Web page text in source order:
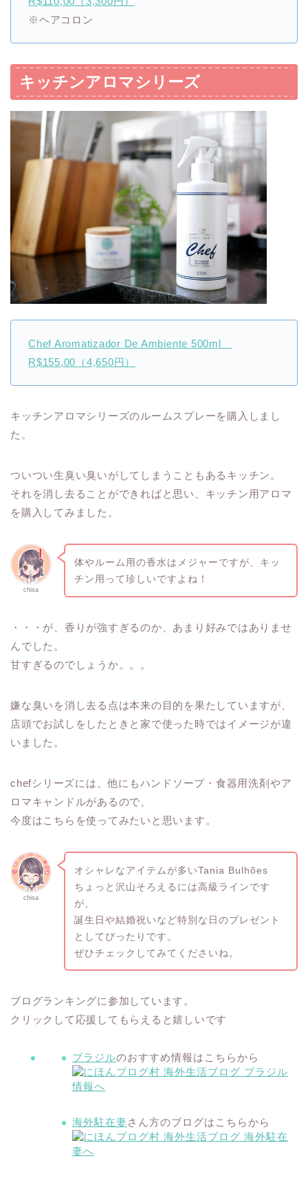
※ヘアコロン
キッチンアロマシリーズ
Chef Aromatizador De Ambiente 500ml
R$155,00（4,650円）
キッチンアロマシリーズのルームスプレーを購入しまし
た。
ついつい生臭い臭いがしてしまうこともあるキッチン。
それを消し去ることができればと思い、キッチン用アロマ
を購入してみました。
chisa
体やルーム用の香水はメジャーですが、キッ
チン用って珍しいですよね！
・・・が、香りが強すぎるのか、あまり好みではありませ
んでした。
甘すぎるのでしょうか。。。
嫌な臭いを消し去る点は本来の目的を果たしていますが、
店頭でお試しをしたときと家で使った時ではイメージが違
いました。
chefシリーズには、他にもハンドソープ・食器用洗剤やア
ロマキャンドルがあるので、
今度はこちらを使ってみたいと思います。
chisa
オシャレなアイテムが多いTania Bulhões
ちょっと沢山そろえるには高級ラインです
が、
誕生日や結婚祝いなど特別な日のプレゼント
としてぴったりです。
ぜひチェックしてみてくださいね。
ブログランキングに参加しています。
クリックして応援してもらえると嬉しいです
ブラジルのおすすめ情報はこちらから
海外駐在妻さん方のブログはこちらから